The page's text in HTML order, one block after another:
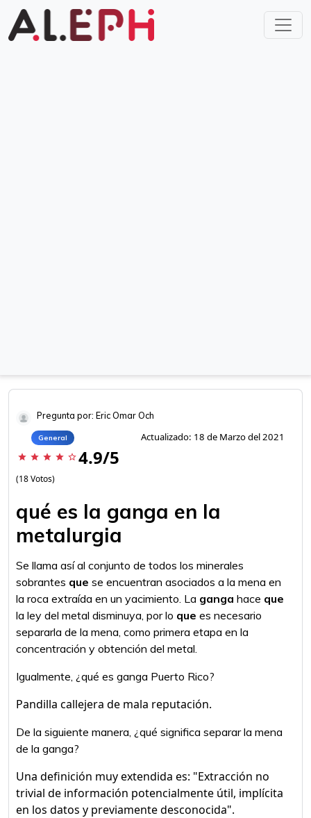
Pregunta por: Eric Omar Och
General Actualizado: 18 de Marzo del 2021
star star star star star_border 4.9/5
(18 Votos)
qué es la ganga en la
metalurgia
Se llama así al conjunto de todos los minerales
sobrantes que se encuentran asociados a la mena en
la roca extraída en un yacimiento. La ganga hace que
la ley del metal disminuya, por lo que es necesario
separarla de la mena, como primera etapa en la
concentración y obtención del metal.
Igualmente, ¿qué es ganga Puerto Rico?
Pandilla callejera de mala reputación.
De la siguiente manera, ¿qué significa separar la mena
de la ganga?
Una definición muy extendida es: "Extracción no
trivial de información potencialmente útil, implícita
en los datos y previamente desconocida".